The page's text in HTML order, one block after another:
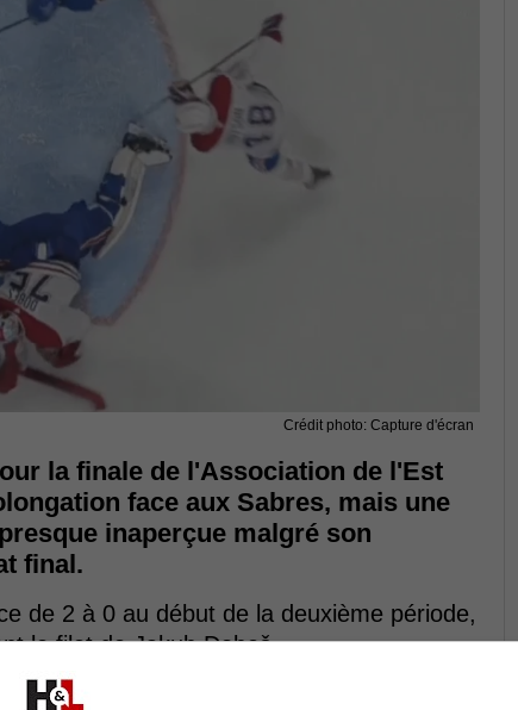
Crédit photo: Capture d'écran
la finale de l'Association de l'Est
face aux Sabres, mais une
inaperçue malgré son
final.
de 2 à 0 au début de la deuxième période,
le filet de Jakub Dobeš.
pour pousser la rondelle derrière